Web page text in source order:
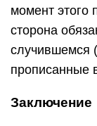
момент этого
сторона
случившемся
прописанные
Заключение